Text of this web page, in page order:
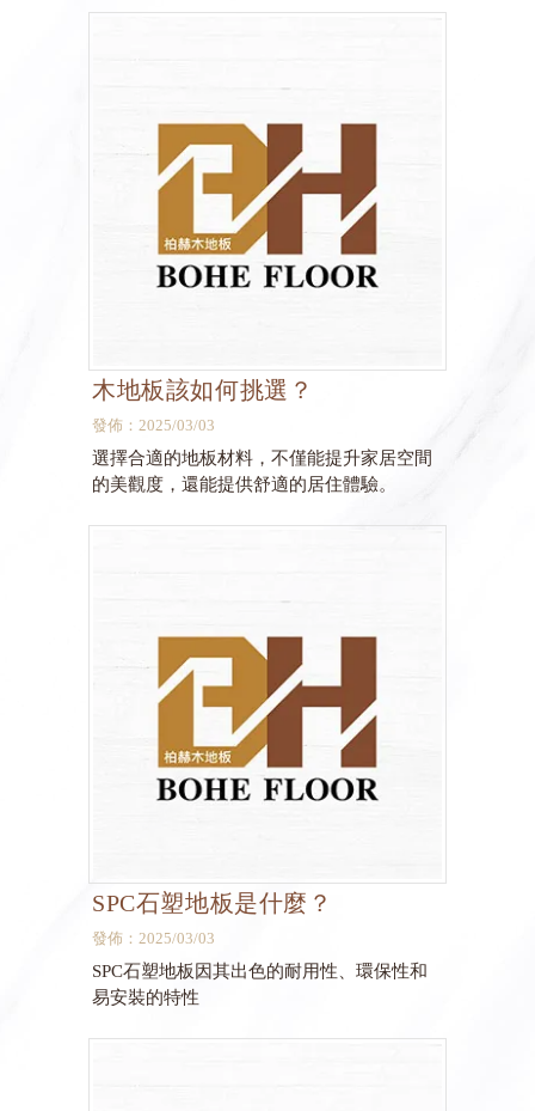
木地板該如何挑選？
發佈：2025/03/03
選擇合適的地板材料，不僅能提升家居空間
的美觀度，還能提供舒適的居住體驗。
SPC石塑地板是什麼？
發佈：2025/03/03
SPC石塑地板因其出色的耐用性、環保性和
易安裝的特性